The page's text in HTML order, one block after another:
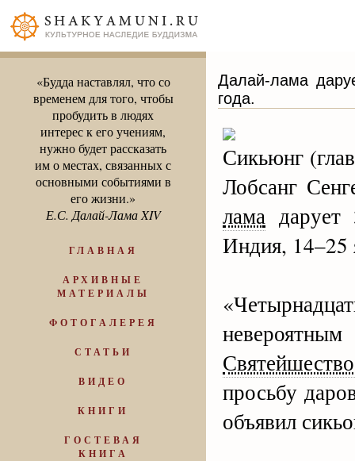
«Будда наставлял, что со
временем для того, чтобы
пробудить в людях
интерес к его учениям,
нужно будет рассказать
им о местах, связанных с
основными событиями в
его жизни.»
Е.С. Далай-Лама XIV
ГЛАВНАЯ
АРХИВНЫЕ
МАТЕРИАЛЫ
ФОТОГАЛЕРЕЯ
СТАТЬИ
ВИДЕО
КНИГИ
ГОСТЕВАЯ
КНИГА
Далай-лама
года.
Сикьюнг
Лобсанг
лама
Индия, 14–25
просьбу
объявил